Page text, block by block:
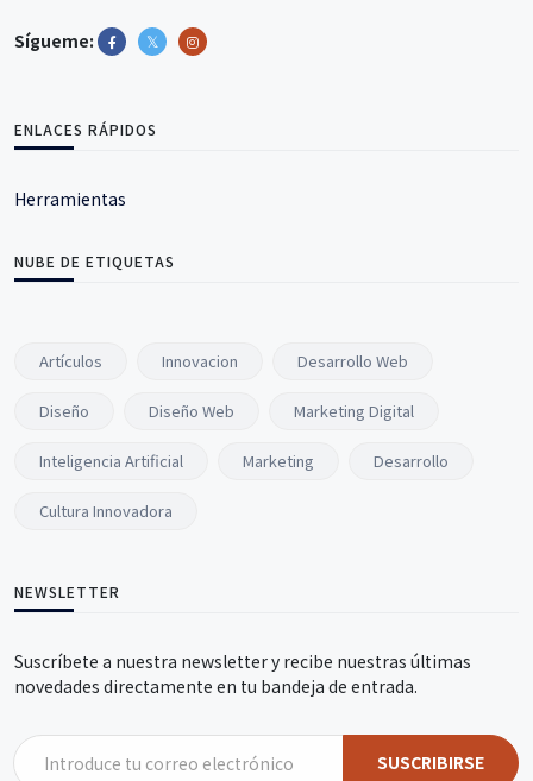
Sígueme:
ENLACES RÁPIDOS
Herramientas
NUBE DE ETIQUETAS
Artículos Innovacion Desarrollo Web
Diseño Diseño Web Marketing Digital
Inteligencia Artificial Marketing Desarrollo
Cultura Innovadora
NEWSLETTER
Suscríbete a nuestra newsletter y recibe nuestras últimas
novedades directamente en tu bandeja de entrada.
SUSCRIBIRSE